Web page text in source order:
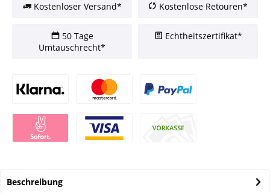
Kostenloser Versand* Kostenlose Retouren*
50 Tage
Umtauschrecht*
Echtheitszertifikat*
Beschreibung